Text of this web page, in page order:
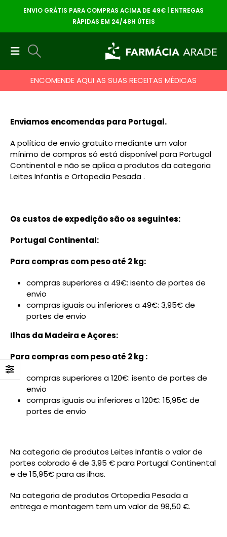
ENVIO GRÁTIS PARA COMPRAS ACIMA DE 49€ | ENTREGAS
RÁPIDAS EM 24/48H ÚTEIS
ENCOMENDE AQUI AS SUAS RECEITAS MÉDICAS
Enviamos encomendas para Portugal.
A política de envio gratuito mediante um valor
mínimo de compras só está disponível para Portugal
Continental e não se aplica a produtos da categoria
Leites Infantis e Ortopedia Pesada .
Os custos de expedição são os seguintes:
Portugal Continental:
Para compras com peso até 2 kg:
compras superiores a 49€: isento de portes de
envio
compras iguais ou inferiores a 49€: 3,95€ de
portes de envio
Ilhas da Madeira e Açores:
Para compras com peso até 2 kg :
compras superiores a 120€: isento de portes de
envio
compras iguais ou inferiores a 120€: 15,95€ de
portes de envio
Na categoria de produtos Leites Infantis o valor de
portes cobrado é de 3,95 € para Portugal Continental
e de 15,95€ para as ilhas.
Na categoria de produtos Ortopedia Pesada a
entrega e montagem tem um valor de 98,50 €.